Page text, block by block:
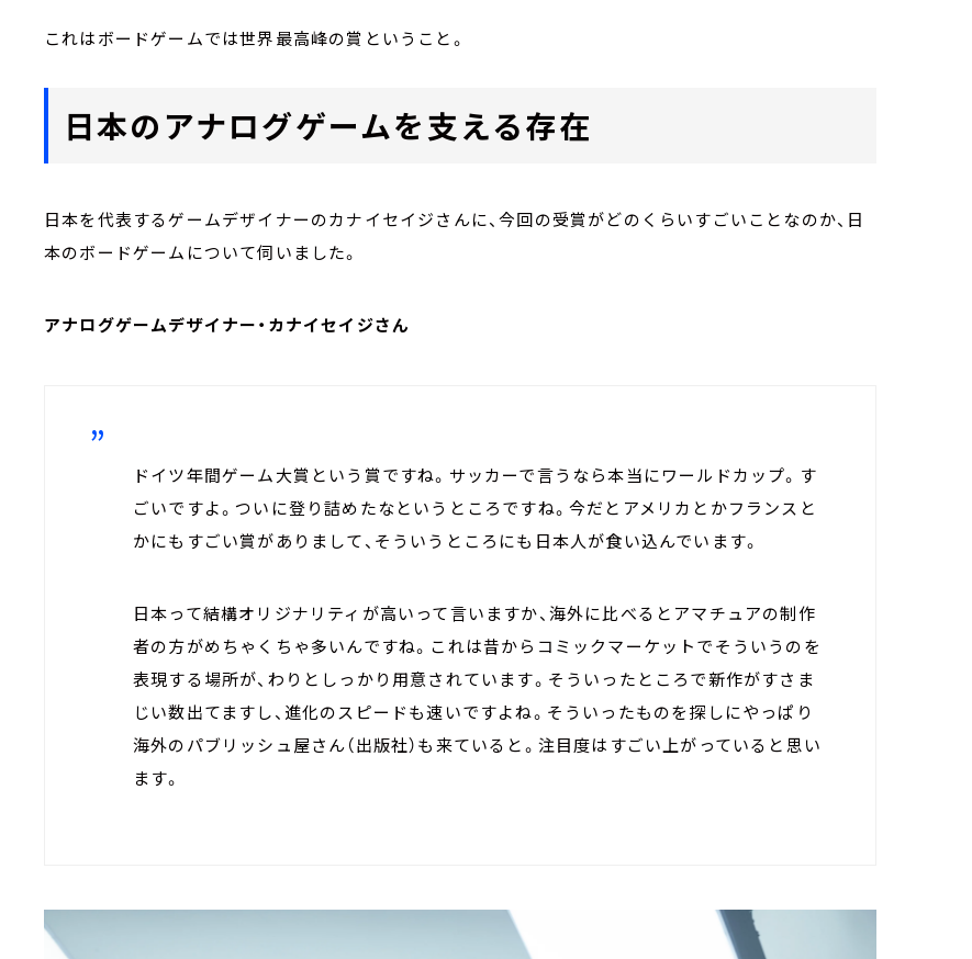
これはボードゲームでは世界最高峰の賞ということ。
日本のアナログゲームを支える存在
日本を代表するゲームデザイナーのカナイセイジさんに、今回の受賞がどのくらいすごいことなのか、日
本のボードゲームについて伺いました。
アナログゲームデザイナー・カナイセイジさん
ドイツ年間ゲーム大賞という賞ですね。サッカーで言うなら本当にワールドカップ。す
ごいですよ。ついに登り詰めたなというところですね。今だとアメリカとかフランスと
かにもすごい賞がありまして、そういうところにも日本人が食い込んでいます。
日本って結構オリジナリティが高いって言いますか、海外に比べるとアマチュアの制作
者の方がめちゃくちゃ多いんですね。これは昔からコミックマーケットでそういうのを
表現する場所が、わりとしっかり用意されています。そういったところで新作がすさま
じい数出てますし、進化のスピードも速いですよね。そういったものを探しにやっぱり
海外のパブリッシュ屋さん（出版社）も来ていると。注目度はすごい上がっていると思い
ます。